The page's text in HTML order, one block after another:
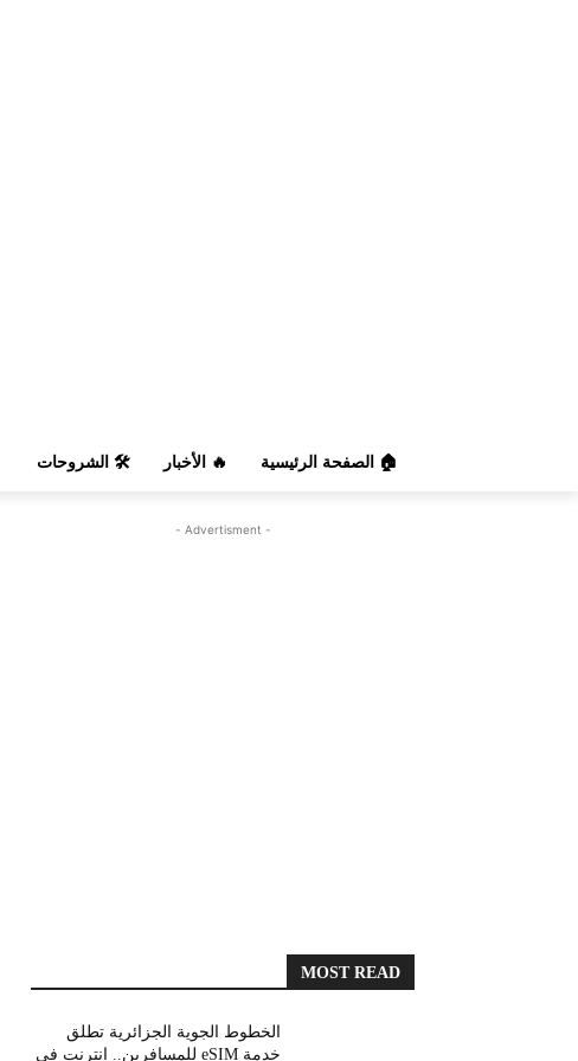
🏠 الصفحة الرئيسية 🔥 الأخبار 🛠️ الشروحات
- Advertisment -
MOST READ
الخطوط الجوية الجزائرية تطلق
خدمة eSIM للمسافرين.. انترنت في